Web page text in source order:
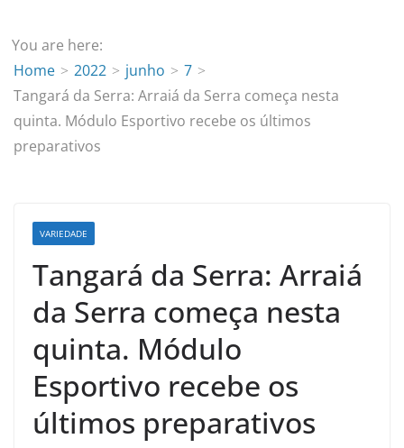
You are here:
Home
2022 junho
7
Tangará da Serra: Arraiá da Serra começa nesta
quinta. Módulo Esportivo recebe os últimos
preparativos
VARIEDADE
Tangará da Serra: Arraiá
da Serra começa nesta
quinta. Módulo
Esportivo recebe os
últimos preparativos